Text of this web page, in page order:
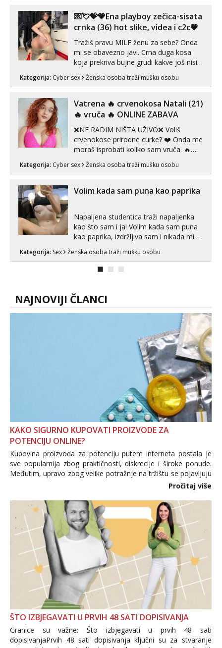
😉 Radim i vruća tipkanja uz slike i hot
line pozive. Za vas sam pripremila ...
💌💘💝💗Ena playboy zečica-sisata
crnka (36) hot slike, videa i c2c💗
Tražiš pravu MILF ženu za sebe? Onda
mi se obavezno javi. Crna duga kosa
koja prekriva bujne grudi kakve još nisi
vidio, čista ŠESTICA! A usne? O usnama
bolje da ni ne pričam. Prave pune usne
vjeruj mi, takve još nisi vidio. Uvijek sam
spremna za ONLOINE zabavu...
Kategorija: Cyber sex Ženska osoba traži mušku osobu
Vatrena ‎️‍🔥 crvenokosa Natali (21)
‎️‍🔥 vruča‎ ️‍🔥 ONLINE ZABAVA
❌NE RADIM NIŠTA UŽIVO❌ Voliš
crvenokose prirodne curke? ❤️ Onda me
moraš isprobati koliko sam vruča.‎ ️‍🔥
MLADA vražica koja ima 100%
prorodne grudi, 💦 Misli su mi uvijek
U mojoj raznolikoj ponudi možeš
pranaći nešto po svojoj mjeri. Sexi videa
Kategorija: Cyber sex Ženska osoba traži mušku osobu
Volim kada sam puna kao paprika
Napaljena studentica traži napaljenka
kao što sam i ja! Volim kada sam puna
kao paprika, izdržljiva sam i nikada mi
puta dnevno bilo kad i bilo gdje zato se
javi što prije da me isprobaš Klikni na
Kategorija: Sex Ženska osoba traži mušku osobu
NAJNOVIJI ČLANCI
KAKO SIGURNO KUPOVATI PROIZVODE ZA
POTENCIJU ONLINE?
Kupovina proizvoda za potenciju putem interneta postala je
sve popularnija zbog praktičnosti, diskrecije i široke ponude.
Međutim, upravo zbog velike potražnje na tržištu se pojavljuju
i brojni krivotvoreni proizvodi, nepouzdane internetske
Pročitaj više
ŠTO IZBJEGAVATI U PRVIH 48 SATI DOPISIVANJA
Granice su važne: Što izbjegavati u prvih 48 sati
dopisivanjaPrvih 48 sati dopisivanja ključni su za stvaranje